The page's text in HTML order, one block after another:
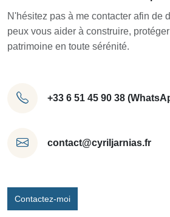
N'hésitez pas à me contacter afin de
peux vous aider à construire,
patrimoine en toute sérénité.
+33 6 51 45 90 38
contact@cyriljarnias.fr
Contactez-moi